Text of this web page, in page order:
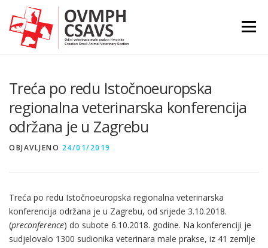
Preskoči
sadržaj
Izbornik
Treća po redu Istočnoeuropska
regionalna veterinarska konferencija
održana je u Zagrebu
OBJAVLJENO 24/01/2019
Treća po redu Istočnoeuropska regionalna veterinarska
konferencija održana je u Zagrebu, od srijede 3.10.2018.
(preconference) do subote 6.10.2018. godine. Na konferenciji je
sudjelovalo 1300 sudionika veterinara male prakse, iz 41 zemlje